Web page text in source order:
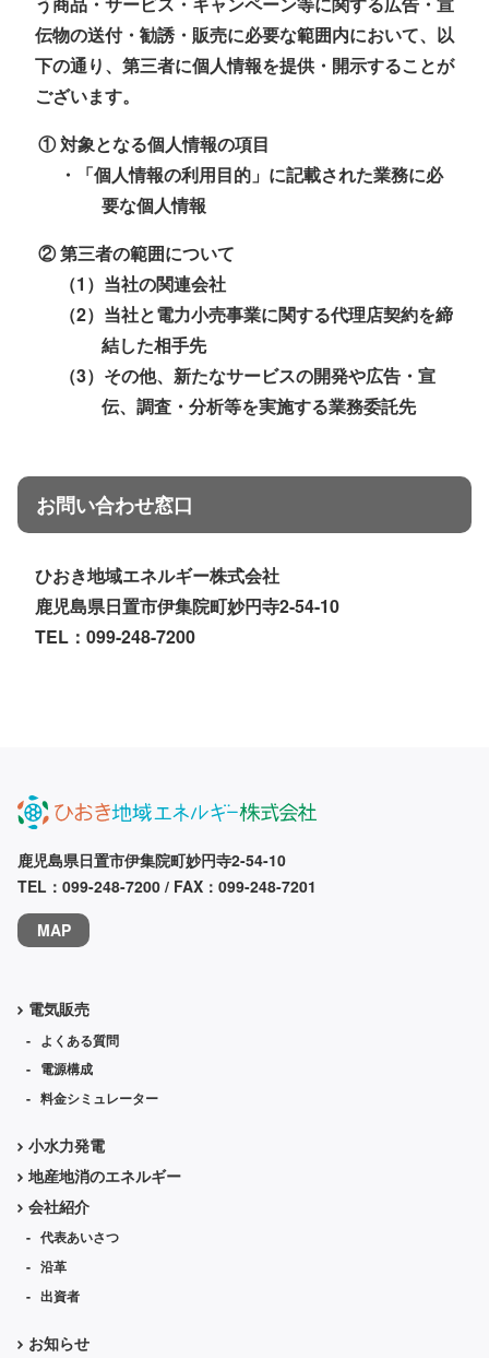
伝物の送付・勧誘・販売に必要な範囲内において、以
下の通り、第三者に個人情報を提供・開示することが
ございます。
① 対象となる個人情報の項目
・「個人情報の利用目的」に記載された業務に必
要な個人情報
② 第三者の範囲について
（1）当社の関連会社
（2）当社と電力小売事業に関する代理店契約を締
結した相手先
（3）その他、新たなサービスの開発や広告・宣
伝、調査・分析等を実施する業務委託先
お問い合わせ窓口
ひおき地域エネルギー株式会社
鹿児島県日置市伊集院町妙円寺2-54-10
TEL： 099-248-7200
鹿児島県日置市伊集院町妙円寺2-54-10
TEL： 099-248-7200 / FAX：099-248-7201
MAP
電気販売
よくある質問
電源構成
料金シミュレーター
小水力発電
地産地消のエネルギー
会社紹介
代表あいさつ
沿革
出資者
お知らせ